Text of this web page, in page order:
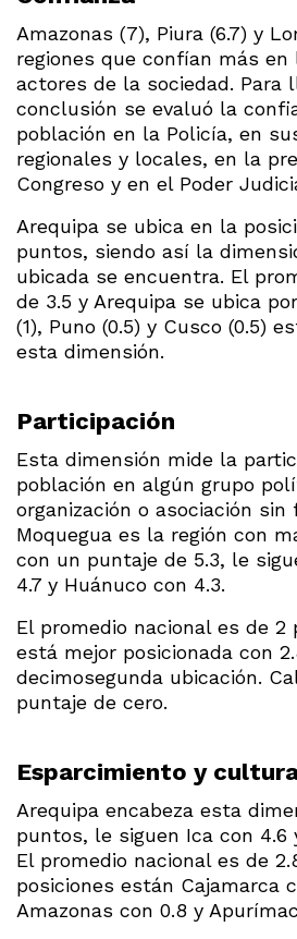
Amazonas (7), Piura (6.7) y
regiones que confían más
actores de la sociedad. Para
conclusión se evaluó la
población en la Policía, en
regionales y locales, en la
Congreso y en el Poder
Arequipa se ubica en la
puntos, siendo así la
ubicada se encuentra. El
de 3.5 y Arequipa se ubica
(1), Puno (0.5) y Cusco (0.5)
esta dimensión.
Participación
Esta dimensión mide la
población en algún grupo
organización o asociación
Moquegua es la región con
con un puntaje de 5.3, le
4.7 y Huánuco con 4.3.
El promedio nacional es de 2
está mejor posicionada con
decimosegunda ubicación.
puntaje de cero.
Esparcimiento y
Arequipa encabeza esta
puntos, le siguen Ica con 4.6
El promedio nacional es de
posiciones están Cajamarca
Amazonas con 0.8 y